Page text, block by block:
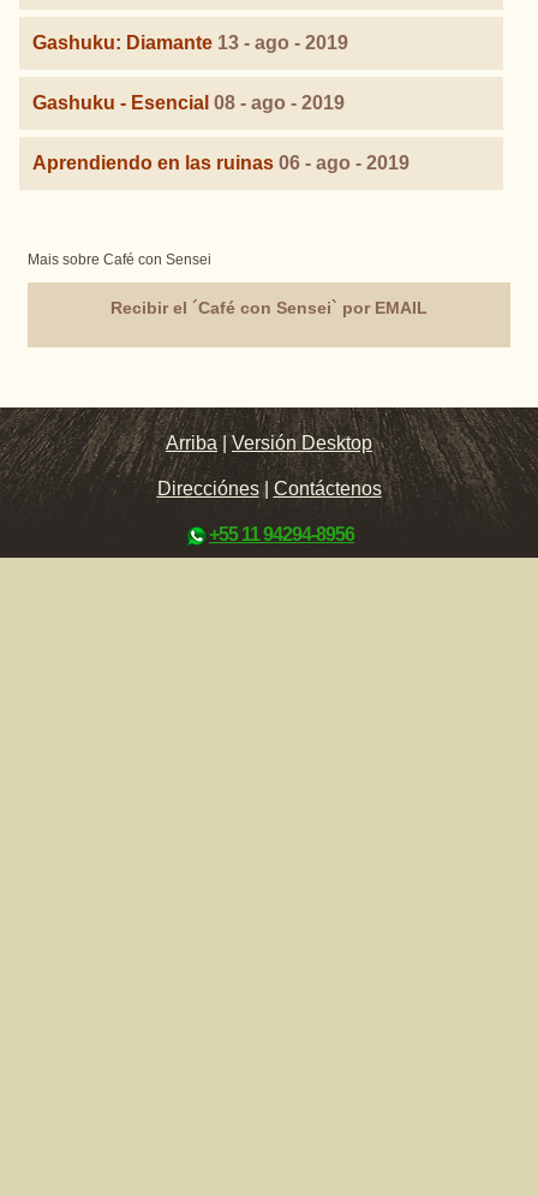
Gashuku: Diamante 13 - ago - 2019
Gashuku - Esencial 08 - ago - 2019
Aprendiendo en las ruinas 06 - ago - 2019
Mais sobre Café con Sensei
Recibir el ´Café con Sensei` por EMAIL
Arriba |Versión Desktop
Direcciónes| Contáctenos
+55 11 94294-8956